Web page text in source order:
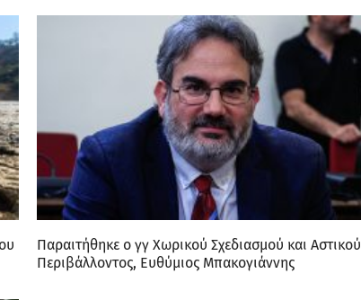
Παραιτήθηκε ο γγ Χωρικού Σχεδιασμού και Αστικού
Περιβάλλοντος, Ευθύμιος Μπακογιάννης